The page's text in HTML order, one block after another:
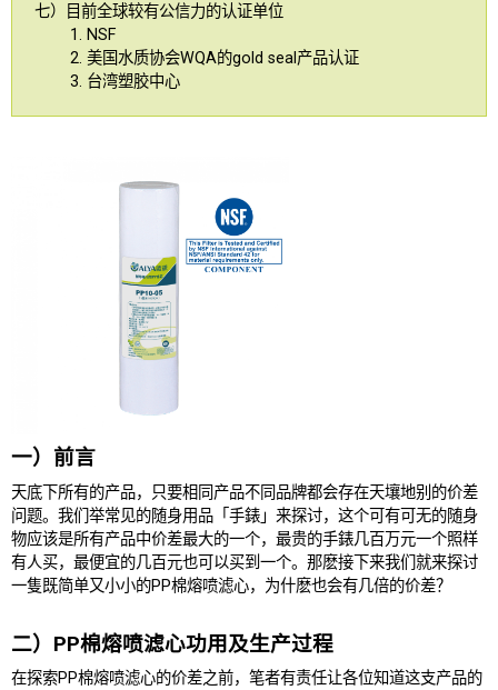
七）目前全球较有公信力的认证单位
1. NSF
2. 美国水质协会WQA的gold seal产品认证
3. 台湾塑胶中心
一）前言
天底下所有的产品，只要相同产品不同品牌都会存在天壤地别的价差
问题。我们举常见的随身用品「手錶」来探讨，这个可有可无的随身
物应该是所有产品中价差最大的一个，最贵的手錶几百万元一个照样
有人买，最便宜的几百元也可以买到一个。那麽接下来我们就来探讨
一隻既简单又小小的PP棉熔喷滤心，为什麽也会有几倍的价差？
二）PP棉熔喷滤心功用及生产过程
在探索PP棉熔喷滤心的价差之前，笔者有责任让各位知道这支产品的